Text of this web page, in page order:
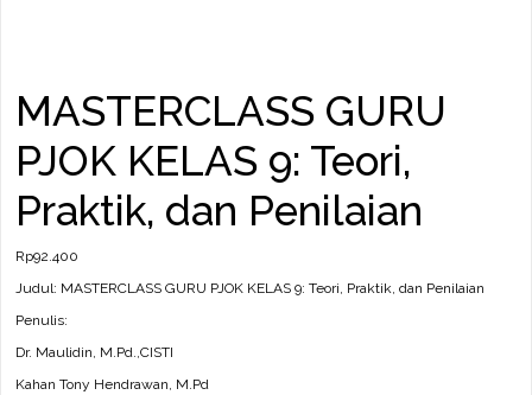
MASTERCLASS GURU
PJOK KELAS 9: Teori,
Praktik, dan Penilaian
Rp92.400
Judul: MASTERCLASS GURU PJOK KELAS 9: Teori, Praktik, dan Penilaian
Penulis:
Dr. Maulidin, M.Pd.,CISTI
Kahan Tony Hendrawan, M.Pd